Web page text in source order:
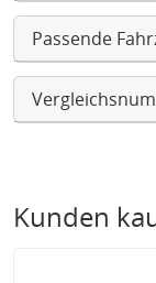
Passende
Kunden